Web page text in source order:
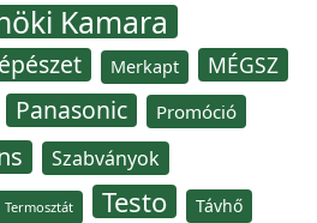
Kamara
Merkapt MÉGSZ
Panasonic Promóció
Szabványok
Termosztát Testo Távhő